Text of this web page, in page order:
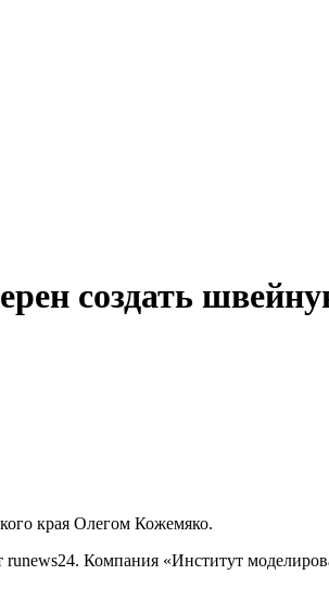
создать
края Олегом Кожемяко.
runews24. Компания «Институт